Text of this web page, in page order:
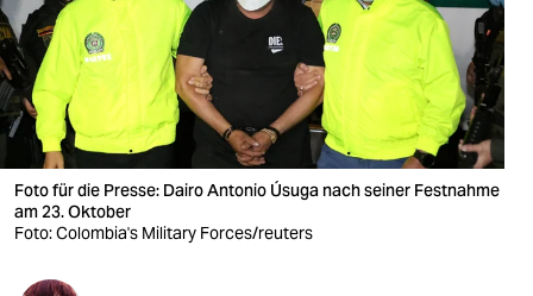
nord
wahrheit
verlag
verlag
veranstaltungen
Foto für die Presse: Dairo Antonio Úsuga nach seiner Festnahme
am 23. Oktober
Foto: Colombia's Military Forces/reuters